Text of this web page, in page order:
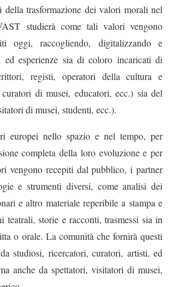
della trasformazione dei valori morali nel
studierà come tali valori vengono
oggi, raccogliendo, digitalizzando e
ed esperienze sia di coloro incaricati di
registi, operatori dellacultura e
di musei, educatori, ecc.) sia del
di musei, studenti, ecc.).
europei nello spazio e nel tempo, per
completa della loro evoluzione e per
vengono recepiti dal pubblico, i partner
e strumenti diversi, come analisidei
e altro materiale reperibilea stampae
teatrali, storie e racconti, trasmessi sia in
o orale. La comunità che fornirà questi
studiosi, ricercatori, curatori, artisti, ed
anche da spettatori, visitatori di musei,